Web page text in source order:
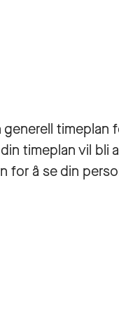
generell
timeplan vil
for å se din